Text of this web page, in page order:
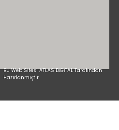
Bu Web Sitesi ATLAS DİGİTAL Tarafından
Hazırlanmıştır.